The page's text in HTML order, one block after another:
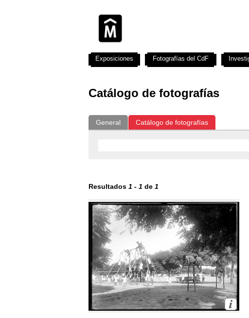
Catálogo de fotografías
General Catálogo de fotografías
Resultados 1 - 1 de 1
Exposiciones Fotografías del CdF